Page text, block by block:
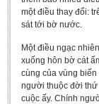
một điều thay đổi:
sát tới bờ nước.
Một điều ngạc
xuống hôn bờ cát
cùng của vùng biển
người thuộc đời
cuộc ấy. Chính